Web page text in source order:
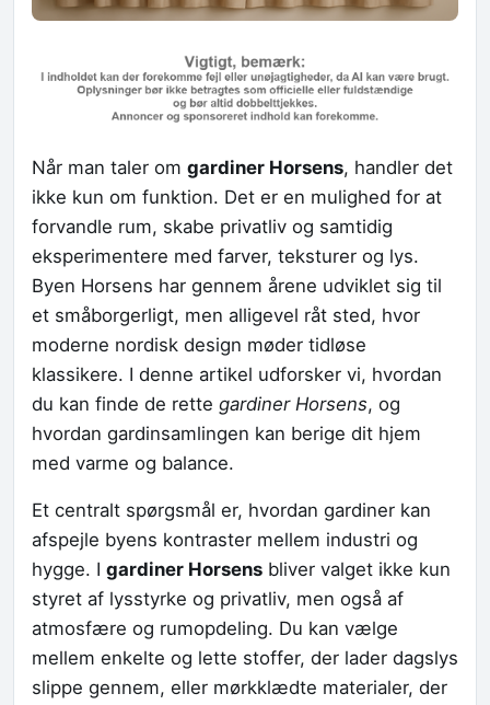
Når man taler om gardiner Horsens, handler det
ikke kun om funktion. Det er en mulighed for at
forvandle rum, skabe privatliv og samtidig
eksperimentere med farver, teksturer og lys.
Byen Horsens har gennem årene udviklet sig til
et småborgerligt, men alligevel råt sted, hvor
moderne nordisk design møder tidløse
klassikere. I denne artikel udforsker vi, hvordan
du kan finde de rette gardiner Horsens, og
hvordan gardinsamlingen kan berige dit hjem
med varme og balance.
Et centralt spørgsmål er, hvordan gardiner kan
afspejle byens kontraster mellem industri og
hygge. I gardiner Horsens bliver valget ikke kun
styret af lysstyrke og privatliv, men også af
atmosfære og rumopdeling. Du kan vælge
mellem enkelte og lette stoffer, der lader dagslys
slippe gennem, eller mørkklædte materialer, der